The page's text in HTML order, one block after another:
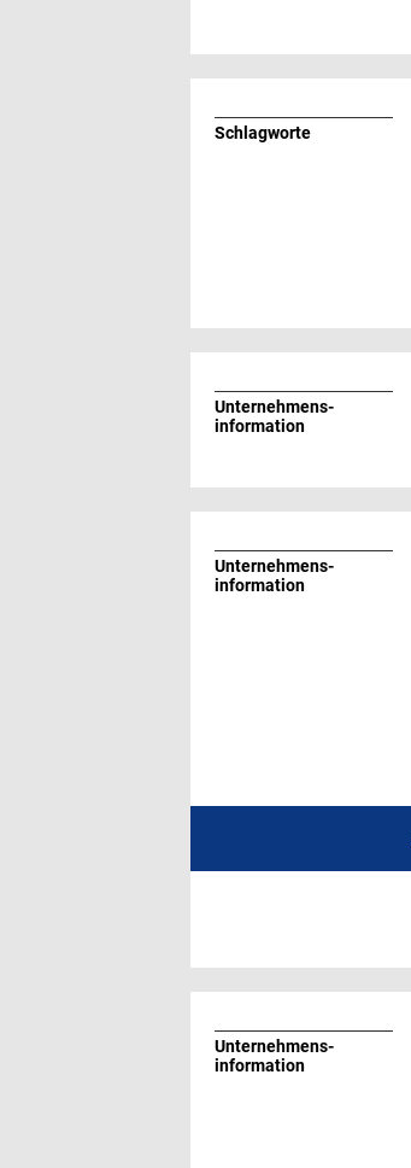
Schlagworte
Unternehmens­
information
Unternehmens­
information
Unternehmens­
information